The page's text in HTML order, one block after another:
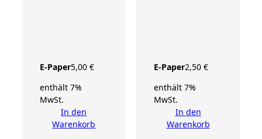
E-Paper5,00 €
enthält 7%
MwSt.
In den
Warenkorb
E-Paper2,50€
enthält 7%
MwSt.
In den
Warenkorb